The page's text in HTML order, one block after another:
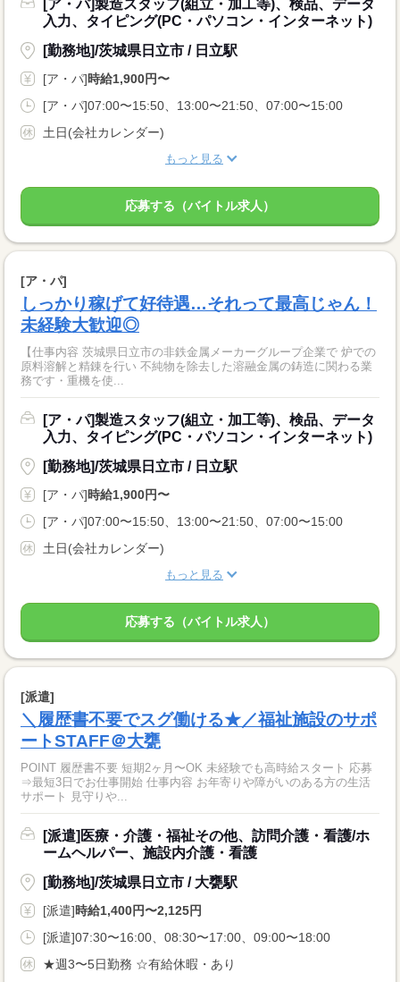
[ア・パ]製造スタッフ(組立・加工等)、検品、データ
入力、タイピング(PC・パソコン・インターネット)
[勤務地]/茨城県日立市 / 日立駅
[ア・パ]時給1,900円〜
[ア・パ]07:00〜15:50、13:00〜21:50、07:00〜15:00
土日(会社カレンダー)
もっと見る
応募する（バイトル求人）
[ア・パ]
しっかり稼げて好待遇…それって最高じゃん！
未経験大歓迎◎
【仕事内容 茨城県日立市の非鉄金属メーカーグループ企業で 炉での
原料溶解と精錬を行い 不純物を除去した溶融金属の鋳造に関わる業
務です・重機を使...
[ア・パ]製造スタッフ(組立・加工等)、検品、データ
入力、タイピング(PC・パソコン・インターネット)
[勤務地]/茨城県日立市 / 日立駅
[ア・パ]時給1,900円〜
[ア・パ]07:00〜15:50、13:00〜21:50、07:00〜15:00
土日(会社カレンダー)
もっと見る
応募する（バイトル求人）
[派遣]
＼履歴書不要でスグ働ける★／福祉施設のサポ
ートSTAFF＠大甕
POINT 履歴書不要 短期2ヶ月〜OK 未経験でも高時給スタート 応募
⇒最短3日でお仕事開始 仕事内容 お年寄りや障がいのある方の生活
サポート 見守りや...
[派遣]医療・介護・福祉その他、訪問介護・看護/ホ
ームヘルパー、施設内介護・看護
[勤務地]/茨城県日立市 / 大甕駅
[派遣]時給1,400円〜2,125円
[派遣]07:30〜16:00、08:30〜17:00、09:00〜18:00
★週3〜5日勤務 ☆有給休暇・あり